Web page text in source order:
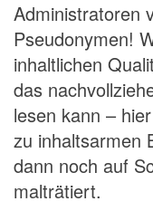
Administratoren
Pseudonymen!
inhaltlichen
das
lesen kann – hier
zu inhaltsarmen
dann noch auf
malträtiert.